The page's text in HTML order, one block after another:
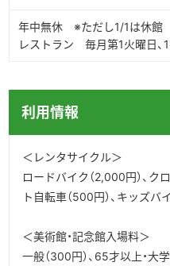
年中無休 ※ただし1/1は休館
レストラン 毎月第1火曜日、
利用情報
＜レンタサイクル＞
ロードバイク（2,000円）、ク
ト自転車（500円）、キッズバ
＜美術館・記念館入場料＞
一般（300円）、65才以上・大